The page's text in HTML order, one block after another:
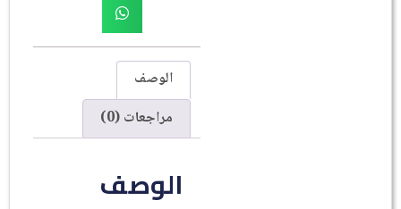
الوصف
مراجعات (0)
الوصف